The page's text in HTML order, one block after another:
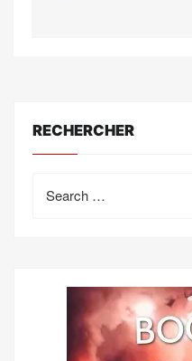
RECHERCHER
for: